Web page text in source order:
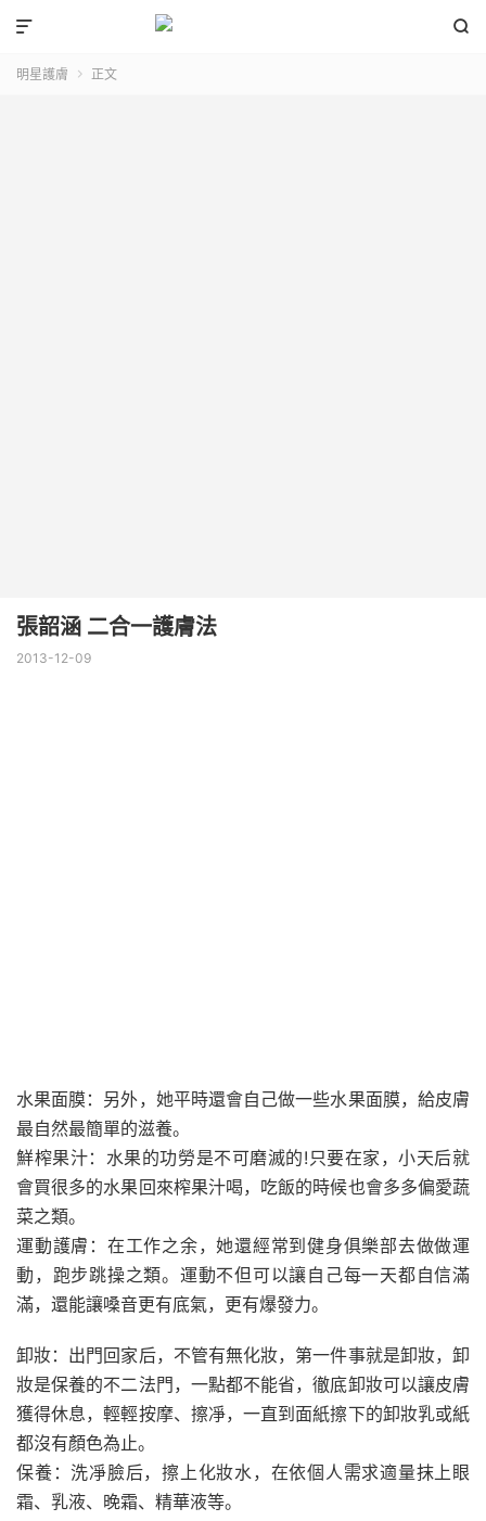


明星護膚  正文
張韶涵 二合一護膚法
2013-12-09
水果面膜：另外，她平時還會自己做一些水果面膜，給皮膚
最自然最簡單的滋養。
鮮榨果汁：水果的功勞是不可磨滅的!只要在家，小天后就
會買很多的水果回來榨果汁喝，吃飯的時候也會多多偏愛蔬
菜之類。
運動護膚：在工作之余，她還經常到健身俱樂部去做做運
動，跑步跳操之類。運動不但可以讓自己每一天都自信滿
滿，還能讓嗓音更有底氣，更有爆發力。
卸妝：出門回家后，不管有無化妝，第一件事就是卸妝，卸
妝是保養的不二法門，一點都不能省，徹底卸妝可以讓皮膚
獲得休息，輕輕按摩、擦凈，一直到面紙擦下的卸妝乳或紙
都沒有顏色為止。
保養：洗凈臉后，擦上化妝水，在依個人需求適量抹上眼
霜、乳液、晚霜、精華液等。